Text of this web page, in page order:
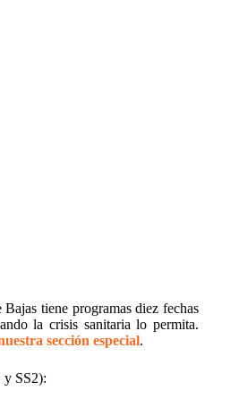
tiene programas diez fechas
la crisis sanitaria lo permita.
sección especial.
y SS2):